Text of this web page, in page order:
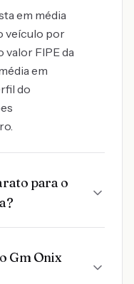
em média
veículo por
valor FIPE da
em
do
para o
Gm Onix